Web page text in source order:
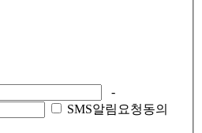
-
SMS알림요청동의